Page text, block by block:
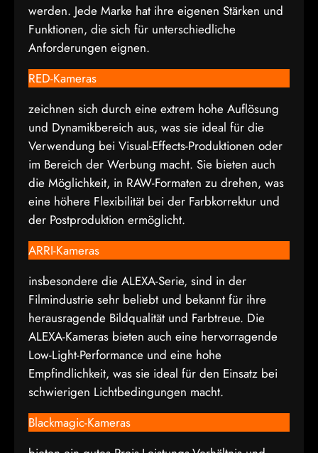
werden. Jede Marke hat ihre eigenen Stärken und
Funktionen, die sich für unterschiedliche
Anforderungen eignen.
RED-Kameras
zeichnen sich durch eine extrem hohe Auflösung
und Dynamikbereich aus, was sie ideal für die
Verwendung bei Visual-Effects-Produktionen oder
im Bereich der Werbung macht. Sie bieten auch
die Möglichkeit, in RAW-Formaten zu drehen, was
eine höhere Flexibilität bei der Farbkorrektur und
der Postproduktion ermöglicht.
ARRI-Kameras
insbesondere die ALEXA-Serie, sind in der
Filmindustrie sehr beliebt und bekannt für ihre
herausragende Bildqualität und Farbtreue. Die
ALEXA-Kameras bieten auch eine hervorragende
Low-Light-Performance und eine hohe
Empfindlichkeit, was sie ideal für den Einsatz bei
schwierigen Lichtbedingungen macht.
Blackmagic-Kameras